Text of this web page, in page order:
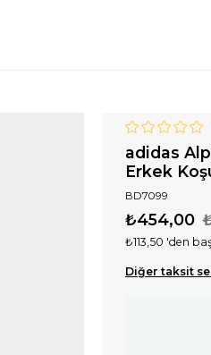
adidas
Erkek
BD7099
₺454,00
₺113,50 'den
Diğer taksit